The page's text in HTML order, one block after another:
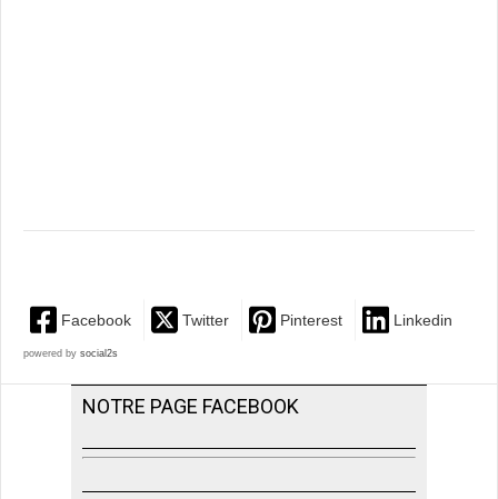
Facebook Twitter Pinterest Linkedin
powered by social2s
NOTRE PAGE FACEBOOK